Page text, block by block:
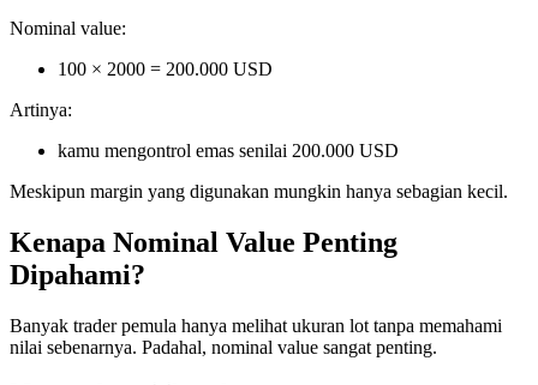
Nominal value:
100 × 2000 = 200.000 USD
Artinya:
kamu mengontrol emas senilai 200.000 USD
Meskipun margin yang digunakan mungkin hanya sebagian kecil.
Kenapa Nominal Value Penting
Dipahami?
Banyak trader pemula hanya melihat ukuran lot tanpa memahami
nilai sebenarnya. Padahal, nominal value sangat penting.